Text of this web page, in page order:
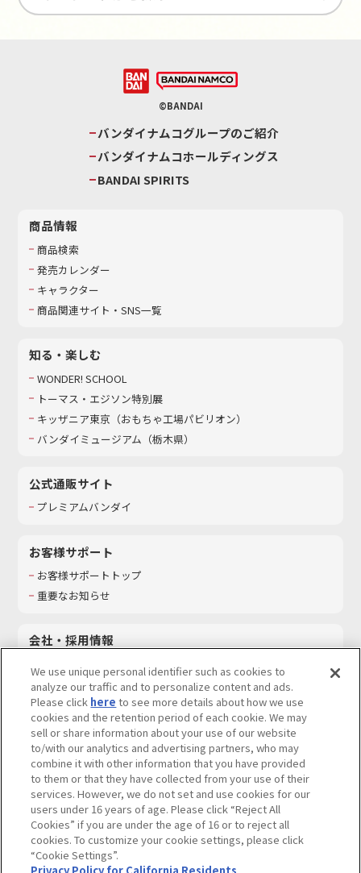
©BANDAI
バンダイナムコグループのご紹介
バンダイナムコホールディングス
BANDAI SPIRITS
商品情報
商品検索
発売カレンダー
キャラクター
商品関連サイト・SNS一覧
知る・楽しむ
WONDER! SCHOOL
トーマス・エジソン特別展
キッザニア東京（おもちゃ工場パビリオン）​
バンダイミュージアム（栃木県）
公式通販サイト
プレミアムバンダイ
お客様サポート
お客様サポートトップ
重要なお知らせ
会社・採用情報
採用情報
サステナビリティ
お問い合わせ
ウェブサイトご利用条件 ソーシャルメディアポリシー
個人情報及び特定個人情報等の取り扱いに関する保護方針
Do Not Sell or Share My Personal Information著作権・商標について
カスタマーハラスメントに対する基本的な対応方針
We use unique personal identifier such as cookies to
analyze our traffic and to personalize content and ads.
Please click here to see more details about how we use
cookies and the retention period of each cookie. We may
sell or share information about your use of our website
to/with our analytics and advertising partners, who may
combine it with other information that you have provided
to them or that they have collected from your use of their
services. However, we do not set and use cookies for our
users under 16 years of age. Please click “Reject All
Cookies” if you are under the age of 16 or to reject all
cookies. To customize your cookie settings, please click
“Cookie Settings”.